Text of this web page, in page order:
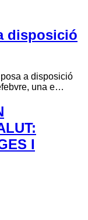
disposició
a disposició
una e…
I